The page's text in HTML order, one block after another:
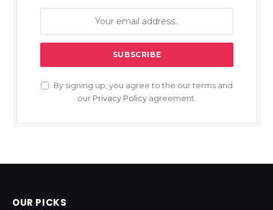
By signing up, you agree to the our terms and
our Privacy Policy agreement.
OUR PICKS